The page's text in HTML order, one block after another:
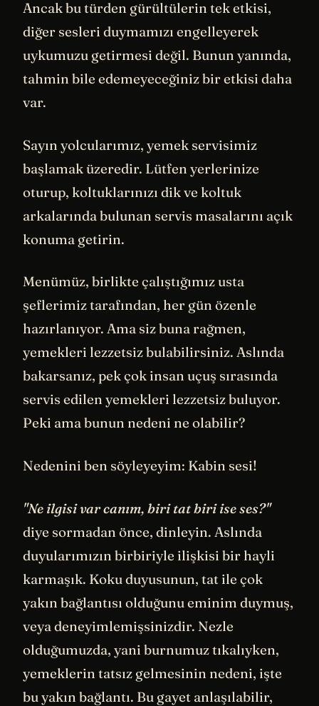
Ancak bu türden gürültülerin tek etkisi,
diğer sesleri duymamızı engelleyerek
uykumuzu getirmesi değil. Bunun yanında,
tahmin bile edemeyeceğiniz bir etkisi daha
var.
Sayın yolcularımız, yemek servisimiz
başlamak üzeredir. Lütfen yerlerinize
oturup, koltuklarınızı dik ve koltuk
arkalarında bulunan servis masalarını açık
konuma getirin.
Menümüz, birlikte çalıştığımız usta
şeflerimiz tarafından, her gün özenle
hazırlanıyor. Ama siz buna rağmen,
yemekleri lezzetsiz bulabilirsiniz. Aslında
bakarsanız, pek çok insan uçuş sırasında
servis edilen yemekleri lezzetsiz buluyor.
Peki ama bunun nedeni ne olabilir?
Nedenini ben söyleyeyim: Kabin sesi!
"Ne ilgisi var canım, biri tat biri ise ses?"
diye sormadan önce, dinleyin. Aslında
duyularımızın birbiriyle ilişkisi bir hayli
karmaşık. Koku duyusunun, tat ile çok
yakın bağlantısı olduğunu eminim duymuş,
veya deneyimlemişsinizdir. Nezle
olduğumuzda, yani burnumuz tıkalıyken,
yemeklerin tatsız gelmesinin nedeni, işte
bu yakın bağlantı. Bu gayet anlaşılabilir,